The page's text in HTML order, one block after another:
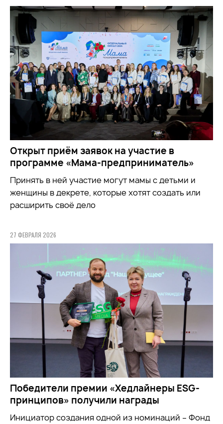
Открыт приём заявок на участие в
программе «Мама-предприниматель»
Принять в ней участие могут мамы с детьми и
женщины в декрете, которые хотят создать или
расширить своё дело
27 ФЕВРАЛЯ 2026
Победители премии «Хедлайнеры ESG-
принципов» получили награды
Инициатор создания одной из номинаций – Фонд